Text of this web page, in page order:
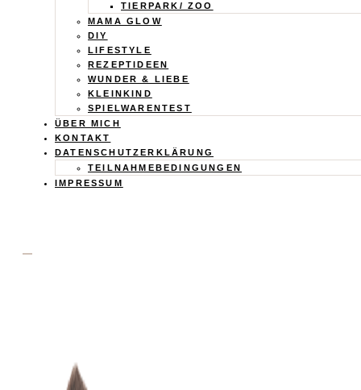
TIERPARK/ ZOO
MAMA GLOW
DIY
LIFESTYLE
REZEPTIDEEN
WUNDER & LIEBE
KLEINKIND
SPIELWARENTEST
ÜBER MICH
KONTAKT
DATENSCHUTZERKLÄRUNG
TEILNAHMEBEDINGUNGEN
IMPRESSUM